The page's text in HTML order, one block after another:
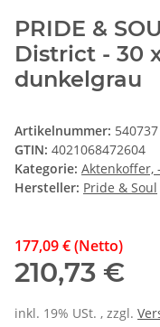
PRIDE &
District - 30
dunkelgrau
Artikelnummer: 540737
GTIN: 4021068472604
Kategorie: Aktenkoffer,
Hersteller: Pride & Soul
177,09 € (Netto)
210,73 €
inkl. 19% USt. , zzgl.